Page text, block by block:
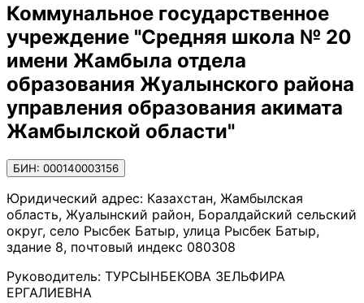
Коммунальное государственное
учреждение "Средняя школа № 20
имени Жамбыла отдела
образования Жуалынского района
управления образования акимата
Жамбылской области"
БИН: 000140003156
Юридический адрес: Казахстан, Жамбылская
область, Жуалынский район, Боралдайский сельский
округ, село Рысбек Батыр, улица Рысбек Батыр,
здание 8, почтовый индекс 080308
Руководитель: ТУРСЫНБЕКОВА ЗЕЛЬФИРА
ЕРГАЛИЕВНА